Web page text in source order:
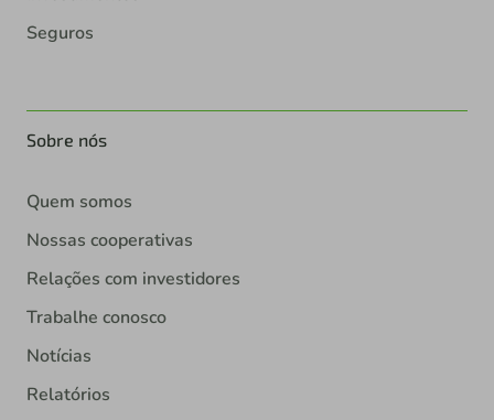
Seguros
Sobre nós
Quem somos
Nossas cooperativas
Relações com investidores
Trabalhe conosco
Notícias
Relatórios